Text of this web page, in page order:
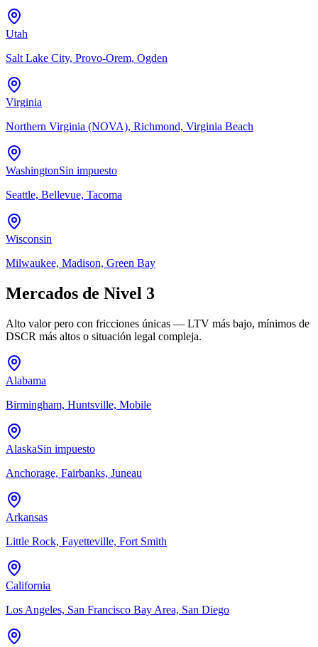
Utah
Salt Lake City, Provo-Orem, Ogden
Virginia
Northern Virginia (NOVA), Richmond, Virginia Beach
WashingtonSin impuesto
Seattle, Bellevue, Tacoma
Wisconsin
Milwaukee, Madison, Green Bay
Mercados de Nivel 3
Alto valor pero con fricciones únicas — LTV más bajo, mínimos de
DSCR más altos o situación legal compleja.
Alabama
Birmingham, Huntsville, Mobile
AlaskaSin impuesto
Anchorage, Fairbanks, Juneau
Arkansas
Little Rock, Fayetteville, Fort Smith
California
Los Angeles, San Francisco Bay Area, San Diego